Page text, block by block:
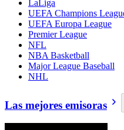
LaLiga
UEFA Champions
UEFA Europa League
Premier League
NFL
NBA Basketball
Major League Baseball
NHL
Las mejores emisoras